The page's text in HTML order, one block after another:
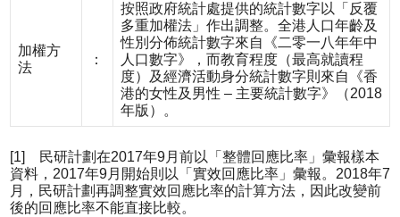
加權方
法
：
按照政府統計處提供的統計數字以「反覆
多重加權法」作出調整。全港人口年齡及
性別分佈統計數字來自《二零一八年年中
人口數字》，而教育程度（最高就讀程
度）及經濟活動身分統計數字則來自《香
港的女性及男性 – 主要統計數字》（2018
年版）。
[1] 民研計劃在2017年9月前以「整體回應比率」彙報樣本
資料，2017年9月開始則以「實效回應比率」彙報。2018年7
月，民研計劃再調整實效回應比率的計算方法，因此改變前
後的回應比率不能直接比較。